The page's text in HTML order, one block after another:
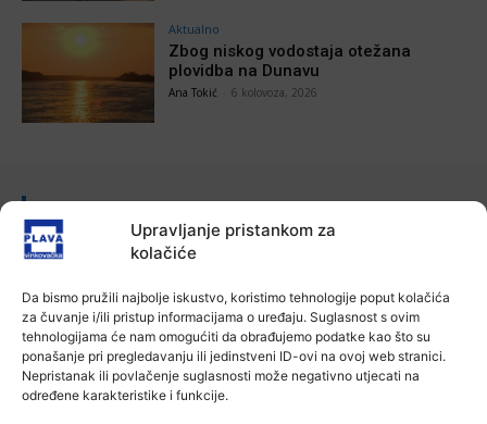
Upravljanje pristankom za
kolačiće
Da bismo pružili najbolje iskustvo, koristimo tehnologije poput kolačića
za čuvanje i/ili pristup informacijama o uređaju. Suglasnost s ovim
tehnologijama će nam omogućiti da obrađujemo podatke kao što su
ponašanje pri pregledavanju ili jedinstveni ID-ovi na ovoj web stranici.
Nepristanak ili povlačenje suglasnosti može negativno utjecati na
određene karakteristike i funkcije.
Aktualno
Zbog niskog vodostaja otežana
plovidba na Dunavu
Ana Tokić 6 kolovoza, 2026
POVEZANE VIJESTI
Aktualno
stotu godišnjicu djelovanja
7 kolovoza, 2026
Aktualno
Za dva tjedna započinje još jedna